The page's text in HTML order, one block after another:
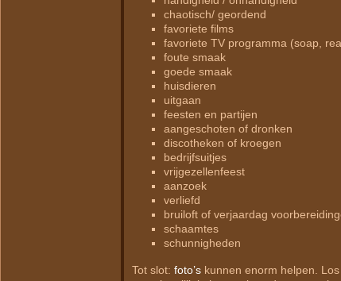
chaotisch/ geordend
favoriete films
favoriete TV programma (soap,
foute smaak
goede smaak
huisdieren
uitgaan
feesten en partijen
aangeschoten of dronken
discotheken of kroegen
bedrijfsuitjes
vrijgezellenfeest
aanzoek
verliefd
bruiloft of verjaardag
schaamtes
schunnigheden
Tot slot: foto’s kunnen enorm helpen.